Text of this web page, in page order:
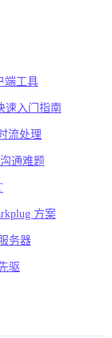
端工具
速入门指南
流处理
通难题
方案
务器
驱